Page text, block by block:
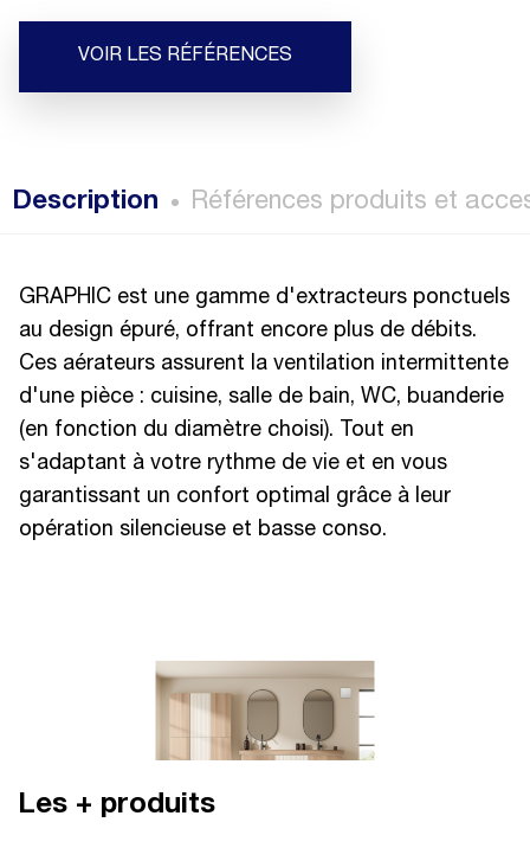
VOIR LES RÉFÉRENCES
Description Références produits et
GRAPHIC est une gamme d'extracteurs ponctuels
au design épuré, offrant encore plus de débits.
Ces aérateurs assurent la ventilation intermittente
d'une pièce : cuisine, salle de bain, WC, buanderie
(en fonction du diamètre choisi). Tout en
s'adaptant à votre rythme de vie et en vous
garantissant un confort optimal grâce à leur
opération silencieuse et basse conso.
Les + produits